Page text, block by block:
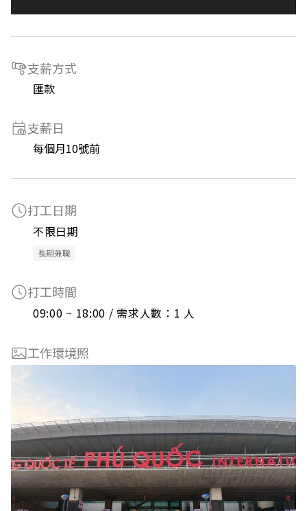
支薪方式
匯款
支薪日
每個月10號前
打工日期
不限日期
長期兼職
打工時間
09:00 ~ 18:00 / 需求人數：1 人
工作環境照